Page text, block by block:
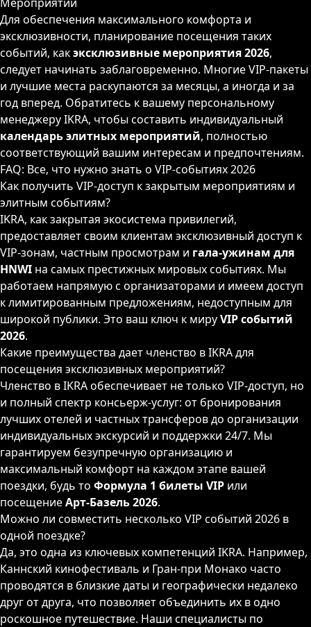
Для обеспечения максимального комфорта и
эксклюзивности, планирование посещения таких
событий, какэксклюзивные мероприятия 2026,
следует начинать заблаговременно. Многие VIP-пакеты
и лучшие места раскупаются за месяцы, а иногда и за
год вперед. Обратитесь к вашему персональному
менеджеру IKRA, чтобы составить индивидуальный
календарь элитных мероприятий, полностью
соответствующий вашим интересам и предпочтениям.
FAQ: Все, что нужно знать о VIP-событиях 2026
Как получить VIP-доступ к закрытым мероприятиям и
элитным событиям?
IKRA, как закрытая экосистема привилегий,
предоставляет своим клиентам эксклюзивный доступ к
VIP-зонам, частным просмотрам и гала-ужинам для
HNWI на самых престижных мировых событиях. Мы
работаем напрямую с организаторами и имеем доступ
к лимитированным предложениям, недоступным для
широкой публики. Это ваш ключ к мируVIP событий
2026.
Какие преимущества дает членство в IKRA для
посещения эксклюзивных мероприятий?
Членство в IKRA обеспечивает не только VIP-доступ, но
и полный спектр консьерж-услуг: от бронирования
лучших отелей и частных трансферов до организации
индивидуальных экскурсий и поддержки 24/7. Мы
гарантируем безупречную организацию и
максимальный комфорт на каждом этапе вашей
поездки, будь то Формула 1 билеты VIP или
посещениеАрт-Базель 2026.
Можно ли совместить несколько VIP событий 2026 в
одной поездке?
Да, это одна из ключевых компетенций IKRA. Например,
Каннский кинофестиваль и Гран-при Монако часто
проводятся в близкие даты и географически недалеко
друг от друга, что позволяет объединить их в одно
роскошное путешествие. Наши специалисты по